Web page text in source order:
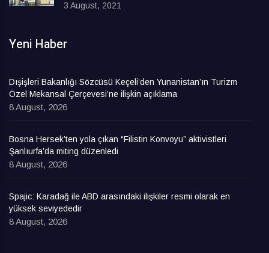
3 August, 2021
Yeni Haber
Dışişleri Bakanlığı Sözcüsü Keçeli’den Yunanistan’ın Turizm
Özel Mekansal Çerçevesi’ne ilişkin açıklama
8 August, 2026
Bosna Hersek’ten yola çıkan “Filistin Konvoyu” aktivistleri
Şanlıurfa’da miting düzenledi
8 August, 2026
Spajic: Karadağ ile ABD arasındaki ilişkiler resmi olarak en
yüksek seviyededir
8 August, 2026